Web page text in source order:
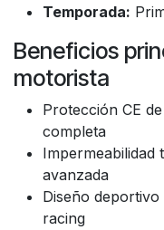
Temporada:
Beneficios
motorista
Protección CE
completa
Impermeabilidad
avanzada
Diseño
racing